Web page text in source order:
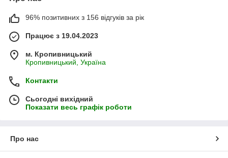
96% позитивних з 156 відгуків за рік
Працює з 19.04.2023
м. Кропивницький
Кропивницький, Україна
Контакти
Сьогодні вихідний
Показати весь графік роботи
Про нас